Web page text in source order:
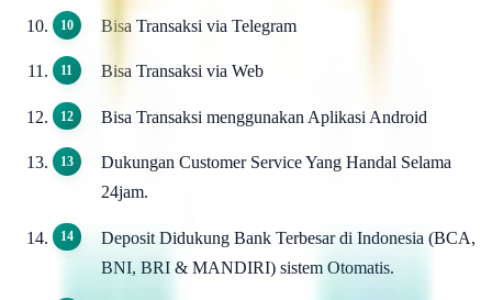
Bisa Transaksi via Telegram
Bisa Transaksi via Web
Bisa Transaksi menggunakan Aplikasi Android
Dukungan Customer Service Yang Handal Selama
24jam.
Deposit Didukung Bank Terbesar di Indonesia (BCA,
BNI, BRI & MANDIRI) sistem Otomatis.